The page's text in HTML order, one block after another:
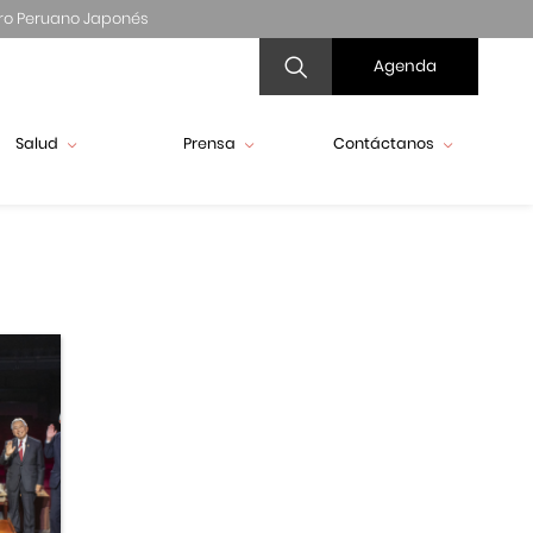
Peruano Japonés
Agenda
Salud Prensa Contáctanos